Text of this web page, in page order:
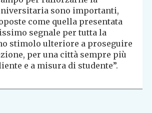
sono importanti,
come quella presentata
segnale per tutta la
stimolo ulteriore a proseguire
per una città sempre più
e a misura di studente”.